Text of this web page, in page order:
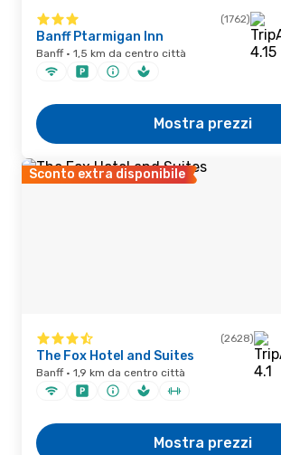
(1762)
Banff Ptarmigan Inn
Banff · 1,5 km da centro città
Mostra prezzi
Sconto extra disponibile
(2628)
The Fox Hotel and Suites
Banff · 1,9 km da centro città
Mostra prezzi